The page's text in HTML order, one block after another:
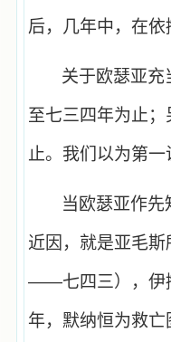
后，几年中，在
关于欧瑟亚充
至七三四年为止
止。我们以为第
当欧瑟亚作
近因，就是亚毛
——七四三），伊
年，默纳恒为救